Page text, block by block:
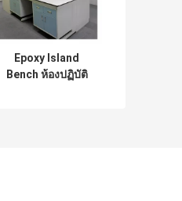
Epoxy Island
Bench ห้องปฏิบัติ